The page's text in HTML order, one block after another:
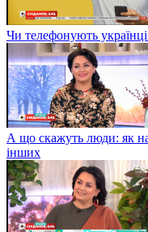
Чи телефонують
А що скажуть люди: як
інших